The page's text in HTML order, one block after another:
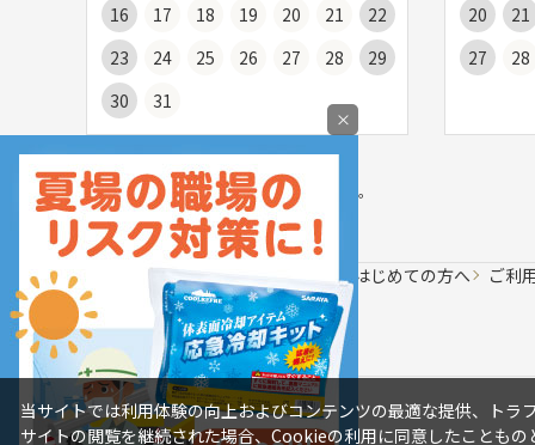
16
17 18 19 20 21
22
23
24 25 26 27 28
29
30
31
20
21
27
28
お届け日の目安についてはご利用ガイドの
「商品のお届けについて」をご覧ください。
はじめての方へ ご利
当サイトでは利用体験の向上およびコンテンツの最適な提供、ト
サイトの閲覧を継続された場合、Cookieの利用に同意したこともの
×